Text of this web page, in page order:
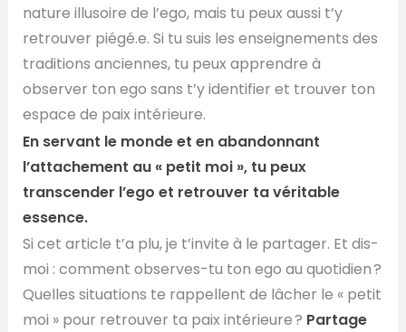
nature illusoire de l’ego, mais tu peux aussi t’y
retrouver piégé.e. Si tu suis les enseignements des
traditions anciennes, tu peux apprendre à
observer ton ego sans t’y identifier et trouver ton
espace de paix intérieure.
En servant le monde et en abandonnant
l’attachement au « petit moi », tu peux
transcender l’ego et retrouver ta véritable
essence.
Si cet article t’a plu, je t’invite à le partager. Et dis-
moi : comment observes-tu ton ego au quotidien ?
Quelles situations te rappellent de lâcher le « petit
moi » pour retrouver ta paix intérieure ? Partage